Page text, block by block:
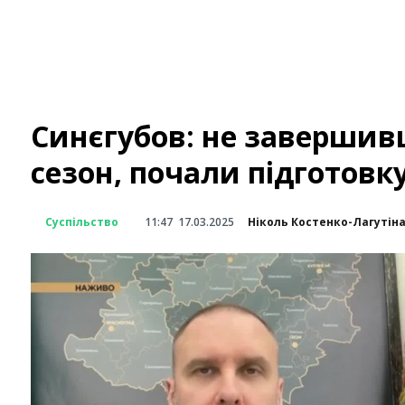
Синєгубов: не
сезон, почали
Суспільство 11:47 17.03.2025 Ніколь Костенко-Лагутіна